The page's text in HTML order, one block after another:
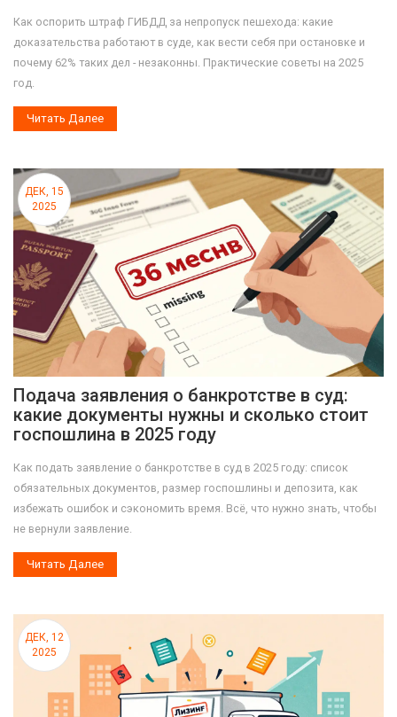
Как оспорить штраф ГИБДД за непропуск пешехода: какие
доказательства работают в суде, как вести себя при остановке и
почему 62% таких дел - незаконны. Практические советы на 2025
год.
Читать Далее
ДЕК, 15
2025
Подача заявления о банкротстве в суд:
какие документы нужны и сколько стоит
госпошлина в 2025 году
Как подать заявление о банкротстве в суд в 2025 году: список
обязательных документов, размер госпошлины и депозита, как
избежать ошибок и сэкономить время. Всё, что нужно знать, чтобы
не вернули заявление.
Читать Далее
ДЕК, 12
2025